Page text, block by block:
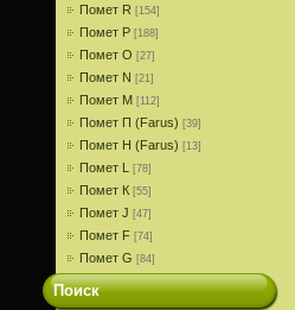
Помет R [154]
Помет P [188]
Помет О [27]
Помет N [21]
Помет M [112]
Помет П (Farus) [39]
Помет Н (Farus) [13]
Помет L [78]
Помет К [55]
Помет J [47]
Помет F [74]
Помет G [84]
Поиск